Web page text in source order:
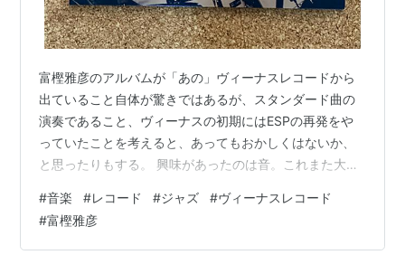
富樫雅彦のアルバムが「あの」ヴィーナスレコードから
出ていること自体が驚きではあるが、スタンダード曲の
演奏であること、ヴィーナスの初期にはESPの再発をや
っていたことを考えると、あってもおかしくはないか、
と思ったりもする。 興味があったのは音。これまた大仰
てみた。 割と昔のRVGのブルーノートでの音作りの延長
線かな、の印象。中音域を強調し、迫力を与える手法。
RVGのBlue Note盤よりは、技術の進化により、力強いと
#音楽 #レコード #ジャズ #ヴィーナスレコード
#富樫雅彦